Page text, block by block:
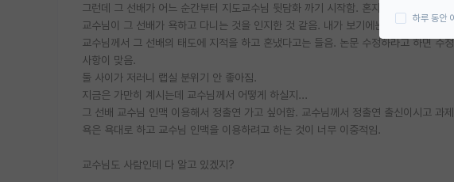
그런데 그 선배가 어느 순간부터 지도교수님 뒷담화 까기 시작함. 혼자서 까는 것은
교수님이 그 선배가 욕하고 다니는 것을 인지한 것 같음. 내가 보기에는.
교수님께서 그 선배의 태도에 지적을 하고 혼냈다고는 들음. 논문 수정하라고 하면
사항이 맞음.
둘 사이가 저러니 랩실 분위기 안 좋아짐.
지금은 가만히 계시는데 교수님께서 어떻게 하실지...
그 선배 교수님 인맥 이용해서 정출연 가고 싶어함. 교수님께서 정출연 출신이시고 과
욕은 욕대로 하고 교수님 인맥을 이용하려고 하는 것이 너무 이중적임.
교수님도 사람인데 다 알고 있겠지?
하루 동안